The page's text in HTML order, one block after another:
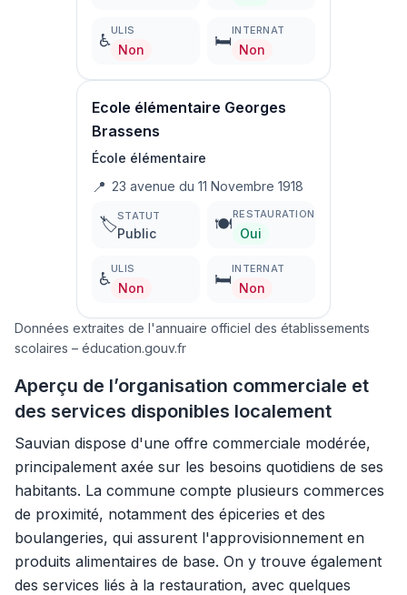
♿
ULIS
Non 🛏️
INTERNAT
Non
Ecole élémentaire Georges
Brassens
École élémentaire
📍 23 avenue du 11 Novembre 1918
🏷️STATUT
Public 🍽️
RESTAURATION
Oui
♿
ULIS
Non 🛏️
INTERNAT
Non
Données extraites de l'annuaire officiel des établissements
scolaires – éducation.gouv.fr
Aperçu de l’organisation commerciale et
des services disponibles localement
Sauvian dispose d'une offre commerciale modérée,
principalement axée sur les besoins quotidiens de ses
habitants. La commune compte plusieurs commerces
de proximité, notamment des épiceries et des
boulangeries, qui assurent l'approvisionnement en
produits alimentaires de base. On y trouve également
des services liés à la restauration, avec quelques